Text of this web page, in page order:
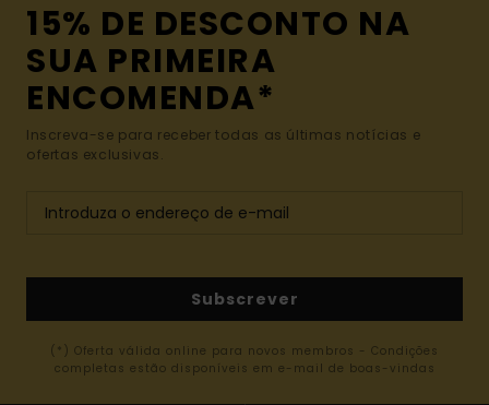
15% DE DESCONTO NA
SUA PRIMEIRA
ENCOMENDA*
Inscreva-se para receber todas as últimas notícias e
ofertas exclusivas.
Subscrever
(*) Oferta válida online para novos membros - Condições
completas estão disponíveis em e-mail de boas-vindas